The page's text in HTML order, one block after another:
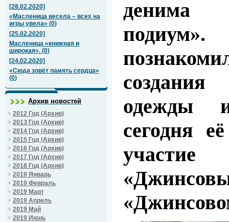
[28.02.2020]
«Масленица весела – всех на
игры увела» (0)
[25.02.2020]
Масленица «книжная и
широкая». (0)
[24.02.2020]
«Сюда зовёт память сердца»
(0)
Архив новостей
2012 Год (Архив)
2013 Год (Архив)
2014 Год (Архив)
2015 Год (Архив)
2016 Год (Архив)
2017 Год (Архив)
2018 Год (Архив)
2019 Январь
2019 Февраль
2019 Март
2019 Апрель
2019 Май
2019 Июнь
денима
одежды
сегодня